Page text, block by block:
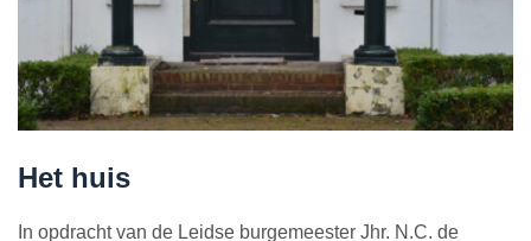
Het huis
In opdracht van de Leidse burgemeester Jhr. N.C. de